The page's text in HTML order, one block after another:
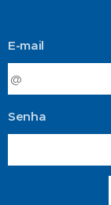
E-mail
Senha